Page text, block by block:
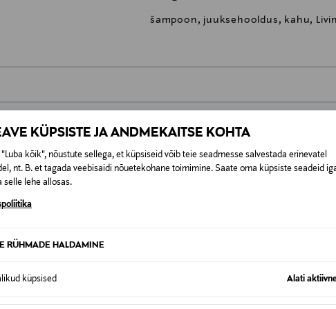
KÜPSISTE JA ANDMEKAITSE KOHTA
"Luba kõik", nõustute sellega, et küpsiseid võib teie seadmesse salvestada erinevatel
nt. B. et tagada veebisaidi nõuetekohane toimimine. Saate oma küpsiste seadeid
selle lehe allosas.
RÜHMADE HALDAMINE
küpsised Alati
šampoon, juuksehooldus, kahu,
0,00 €
0,00 € – 4,90 €
Tagastatavad suletud pakendis kosmeetika- ja loodustooted peavad
KA